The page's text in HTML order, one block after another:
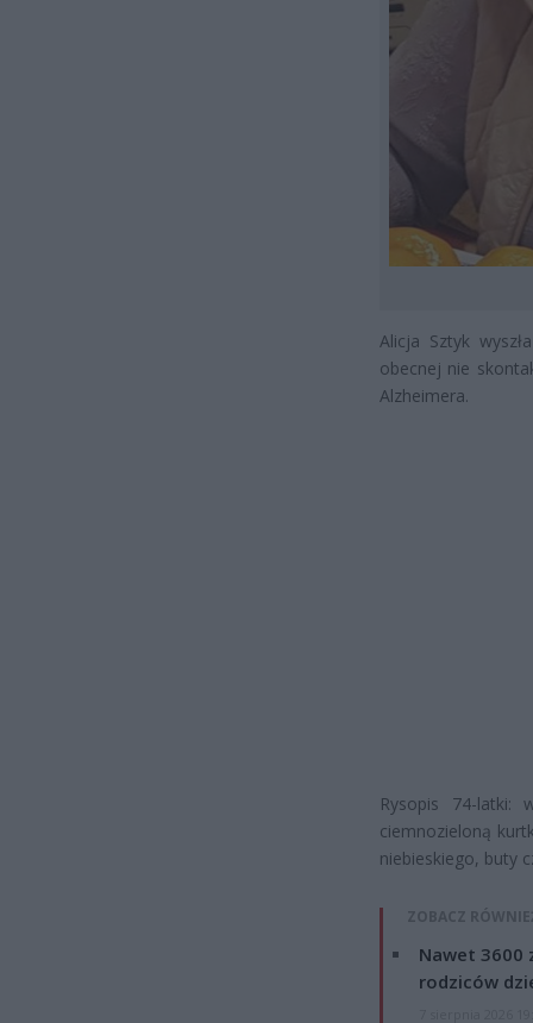
Alicja Sztyk
obecnej nie
Alzheimera.
Rysopis 74-
ciemnozieloną
niebieskiego, buty
ZOBACZ
Nawet 3600
rodziców